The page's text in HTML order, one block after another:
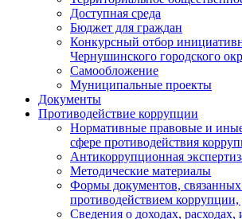
Доступная среда
Бюджет для граждан
Конкурсный отбор
Чернушинского городского
Самообложение
Муниципальные проекты
Документы
Противодействие коррупции
Нормативные правовые и
сфере противодействия
Антикоррупционная
Методические материалы
Формы документов,
противодействием коррупции,
Сведения о доходах, расходах,